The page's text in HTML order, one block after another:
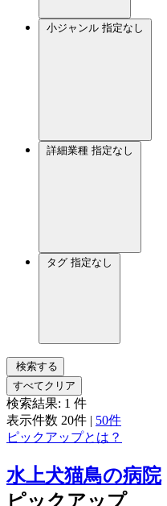
小ジャンル 指定なし
詳細業種 指定なし
タグ 指定なし
検索する
すべてクリア
検索結果: 1 件
表示件数 20件 | 50件
ピックアップとは？
水上犬猫鳥の病院
ピックアップ